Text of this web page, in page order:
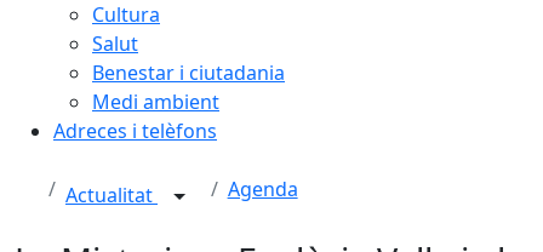
Cultura
Salut
Benestar i ciutadania
Medi ambient
Adreces i telèfons
Actualitat Agenda